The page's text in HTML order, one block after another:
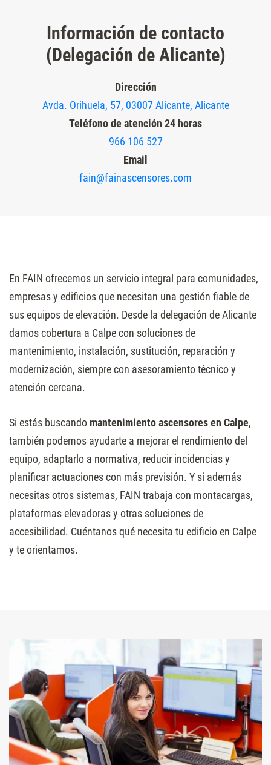
Información de contacto
(Delegación de Alicante)
Dirección
Avda. Orihuela, 57, 03007 Alicante, Alicante
Teléfono de atención 24 horas
966 106 527
Email
fain@fainascensores.com
En FAIN ofrecemos un servicio integral para comunidades,
empresas y edificios que necesitan una gestión fiable de
sus equipos de elevación. Desde la delegación de Alicante
damos cobertura a Calpe con soluciones de
mantenimiento, instalación, sustitución, reparación y
modernización, siempre con asesoramiento técnico y
atención cercana.
Si estás buscando mantenimiento ascensores en Calpe,
también podemos ayudarte a mejorar el rendimiento del
equipo, adaptarlo a normativa, reducir incidencias y
planificar actuaciones con más previsión. Y si además
necesitas otros sistemas, FAIN trabaja con montacargas,
plataformas elevadoras y otras soluciones de
accesibilidad. Cuéntanos qué necesita tu edificio en Calpe
y te orientamos.